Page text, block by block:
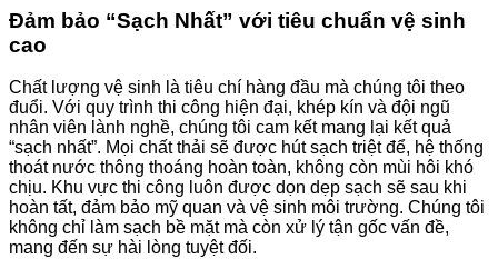
Đảm bảo “Sạch Nhất” với tiêu chuẩn vệ sinh
cao
Chất lượng vệ sinh là tiêu chí hàng đầu mà chúng tôi theo
đuổi. Với quy trình thi công hiện đại, khép kín và đội ngũ
nhân viên lành nghề, chúng tôi cam kết mang lại kết quả
“sạch nhất”. Mọi chất thải sẽ được hút sạch triệt để, hệ thống
thoát nước thông thoáng hoàn toàn, không còn mùi hôi khó
chịu. Khu vực thi công luôn được dọn dẹp sạch sẽ sau khi
hoàn tất, đảm bảo mỹ quan và vệ sinh môi trường. Chúng tôi
không chỉ làm sạch bề mặt mà còn xử lý tận gốc vấn đề,
mang đến sự hài lòng tuyệt đối.